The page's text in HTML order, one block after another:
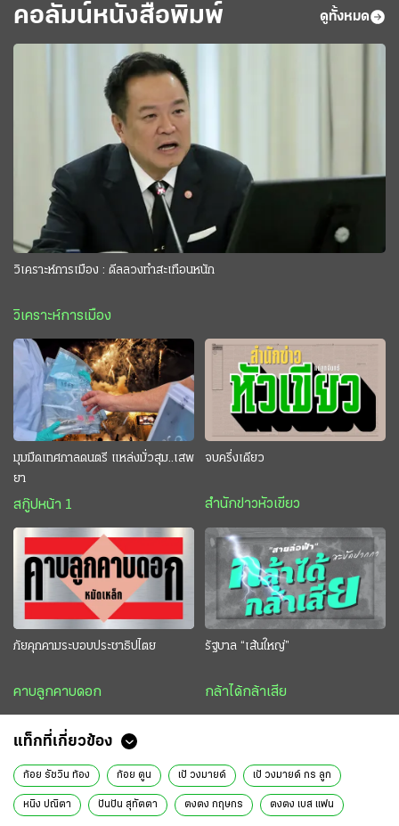
คอลัมน์หนังสือพิมพ์ ดูทั้งหมด
วิเคราะห์การเมือง : ดีลลวงทำสะเทือนหนัก
วิเคราะห์การเมือง
มุมมืดเทศกาลดนตรี แหล่งมั่วสุม..เสพ
ยา
สกู๊ปหน้า 1
จบครึ่งเดียว
สำนักข่าวหัวเขียว
ภัยคุกคามระบอบประชาธิปไตย
คาบลูกคาบดอก
รัฐบาล “เส้นใหญ่”
กล้าได้กล้าเสีย
แท็กที่เกี่ยวข้อง
ก้อย รัชวิน ท้อง ก้อย ตูน เป้ วงมายด์ เป้ วงมายด์ กร ลูก
หนิง ปณิตา ปันปัน สุทัตตา ตงตง กฤษกร ตงตง เบส แฟน